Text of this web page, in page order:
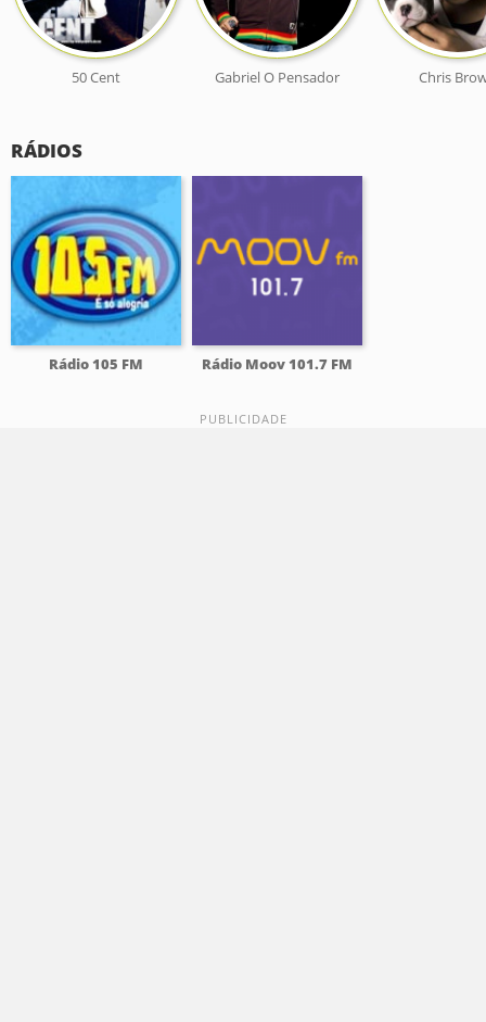
50 Cent Gabriel O Pensador Chris
RÁDIOS
Rádio 105 FM Rádio Moov 101.7 FM